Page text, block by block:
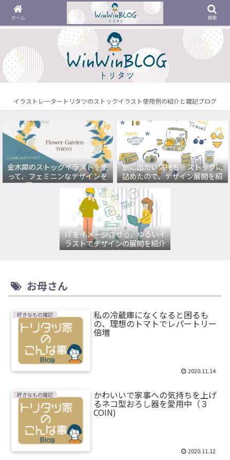
イラストレータートリタツのストックイラスト使用例の紹介と雑記ブログ
金木犀のストックイラストを使
って、フェミニンなデザインを
展開してみました。
旅に出たい気持ちをストックに
詰めたので、デザイン展開を紹
介します。
ITをイメージさせる、ゆるいイ
ラストでデザインの展開を紹介
してみます。
お母さん
好きなもの雑記 私の冷蔵庫になくなると困るも
の、理想のトマトでレパートリー
倍増
2020.11.14
好きなもの雑記 かわいいで家事への気持ちを上げ
るネコ型おろし器を愛用中（３
COIN)
2020.11.12
ホーム 検索